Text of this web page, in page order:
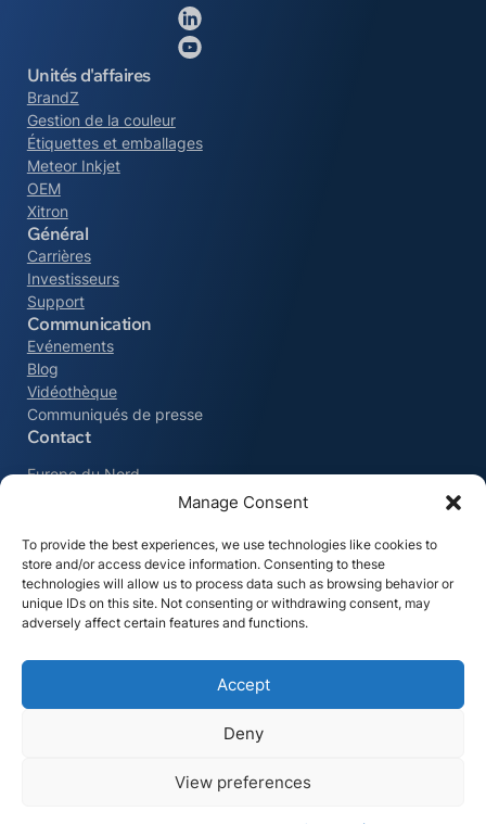
Manage Consent
To provide the best experiences, we use technologies like cookies to
store and/or access device information. Consenting to these
technologies will allow us to process data such as browsing behavior or
unique IDs on this site. Not consenting or withdrawing consent, may
adversely affect certain features and functions.
Accept
Deny
View preferences
Unités d'affaires
BrandZ
Gestion de la couleur
Étiquettes et emballages
Meteor Inkjet
OEM
Xitron
Général
Carrières
Investisseurs
Support
Communication
Evénements
Blog
Vidéothèque
Communiqués de presse
Contact
Europe du Nord
USA
+1 215-550-6243
DACH
Rester connecté
Clause de non-responsabilité